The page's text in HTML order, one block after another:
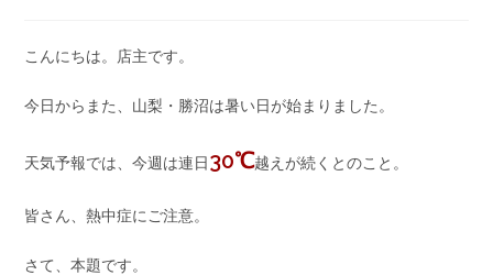
こんにちは。店主です。
今日からまた、山梨・勝沼は暑い日が始まりました。
天気予報では、今週は連日30℃越えが続くとのこと。
皆さん、熱中症にご注意。
さて、本題です。